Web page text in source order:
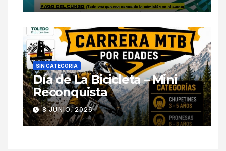
SIN CATEGORÍA
Día de La Bicicleta – Mini
Reconquista
8 JUNIO, 2026